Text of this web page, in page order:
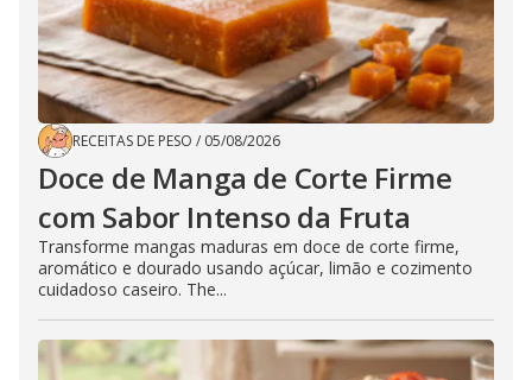
RECEITAS DE PESO / 05/08/2026
Doce de Manga de Corte Firme
com Sabor Intenso da Fruta
Transforme mangas maduras em doce de corte firme,
aromático e dourado usando açúcar, limão e cozimento
cuidadoso caseiro. The...